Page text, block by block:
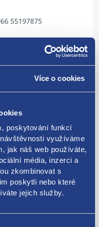
Více o cookies
poskytování funkcí
využíváme
jak náš web používáte,
média, inzerci a
zkombinovat s
poskytli nebo které
jejich služby.
55197875
55197875 93190435